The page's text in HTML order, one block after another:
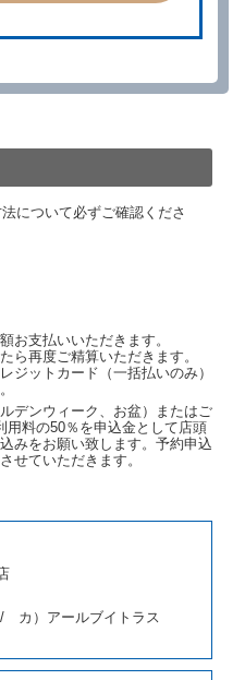
別に定めるところにより予
るものとします。
り消されたとき、又は貸
します。
きは、予約は取り消され
、当社は受領済の予約申込
あった車種クラスのレンタ
いときは、予約と異なる
以下「代替レンタカー」と
し入れることができるもの
借受条件でレンタカー提
金が予約された車種クラ
きは、予約した車種クラ
、予約された車種クラス
は、当該代替レンタカー
よるものとします。
ことができるものとしま
について必ずご確認くださ
お支払いいただきます。
ら再度ご精算いただきます。
ジットカード（一括払いのみ）
デンウィーク、お盆）またはご
用料の50％を申込金として店頭
みをお願い致します。予約申込
せていただきます。
カ）アールブイトラス